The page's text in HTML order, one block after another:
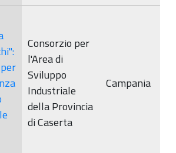
Consorzio per
l'Area di
Sviluppo
Industriale
della Provincia
di Caserta
Campania